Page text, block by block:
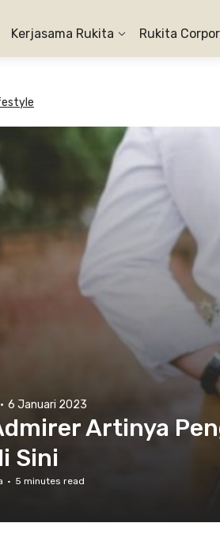
Kerjasama Rukita Rukita
· 6 Januari 2023
Artinya
Sini
· 5 minutes read